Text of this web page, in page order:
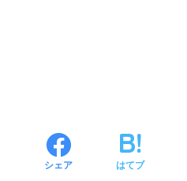
シェア はてブ